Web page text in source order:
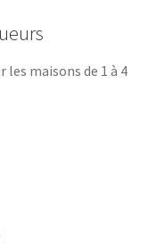
les maisons de 1 à 4